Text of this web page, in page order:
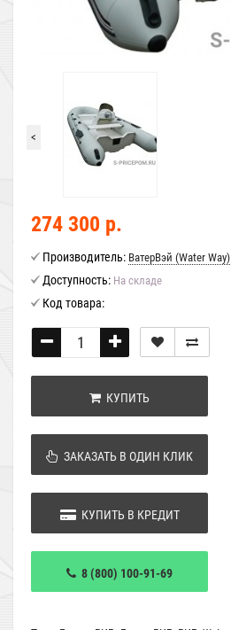
<
274 300 р.
Производитель: ВатерВэй (Water Way)
Доступность: На складе
Код товара:
КУПИТЬ
ЗАКАЗАТЬ В ОДИН КЛИК
КУПИТЬ В КРЕДИТ
8 (800) 100-91-69